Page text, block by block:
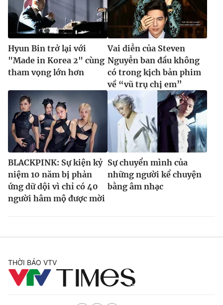
Hyun Bin trở lại với
"Made in Korea 2" cùng
tham vọng lớn hơn
Vai diễn của Steven
Nguyễn ban đầu không
có trong kịch bản phim
về “vũ trụ chị em”
BLACKPINK: Sự kiện kỷ
niệm 10 năm bị phản
ứng dữ dội vì chỉ có 40
người hâm mộ được mời
Sự chuyển mình của
những người kể chuyện
bằng âm nhạc
THỜI BÁO VTV